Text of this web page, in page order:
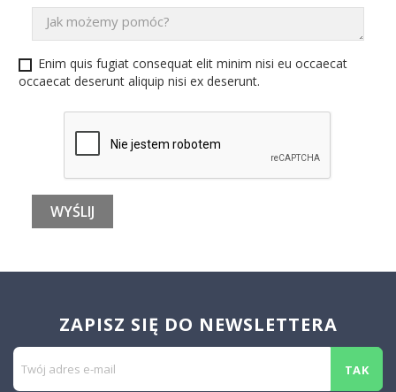
Enim quis fugiat consequat elit minim nisi eu occaecat
occaecat deserunt aliquip nisi ex deserunt.
ZAPISZ SIĘ DO NEWSLETTERA